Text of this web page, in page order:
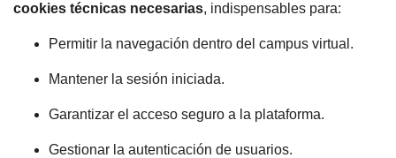
cookies técnicas necesarias, indispensables para:
Permitir la navegación dentro del campus virtual.
Mantener la sesión iniciada.
Garantizar el acceso seguro a la plataforma.
Gestionar la autenticación de usuarios.